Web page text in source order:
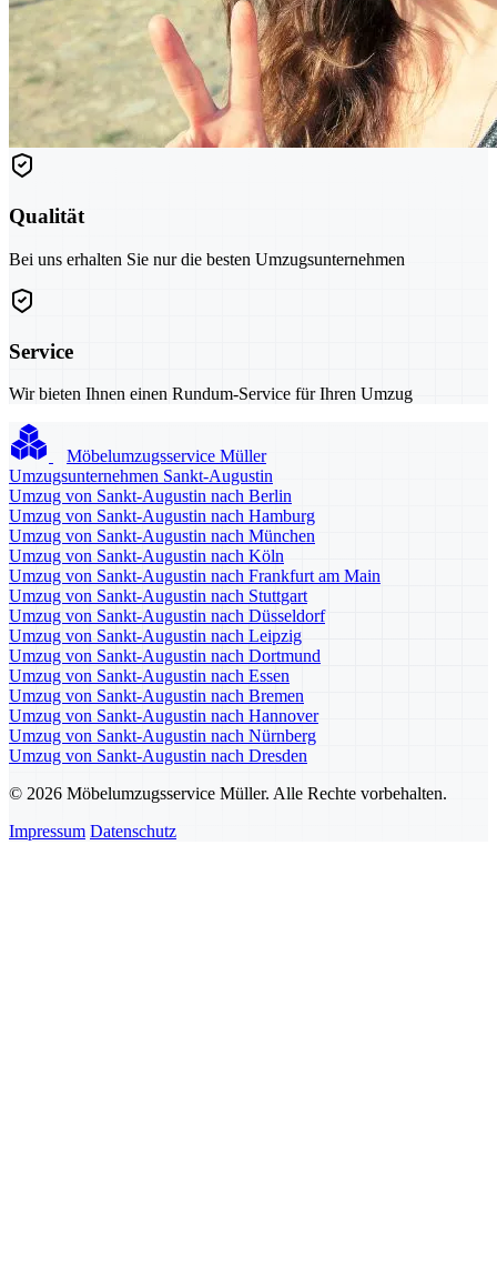
Qualität
Bei uns erhalten Sie nur die besten Umzugsunternehmen
Service
Wir bieten Ihnen einen Rundum-Service für Ihren Umzug
Möbelumzugsservice Müller
Umzugsunternehmen Sankt-Augustin
Umzug von Sankt-Augustin nach Berlin
Umzug von Sankt-Augustin nach Hamburg
Umzug von Sankt-Augustin nach München
Umzug von Sankt-Augustin nach Köln
Umzug von Sankt-Augustin nach Frankfurt am Main
Umzug von Sankt-Augustin nach Stuttgart
Umzug von Sankt-Augustin nach Düsseldorf
Umzug von Sankt-Augustin nach Leipzig
Umzug von Sankt-Augustin nach Dortmund
Umzug von Sankt-Augustin nach Essen
Umzug von Sankt-Augustin nach Bremen
Umzug von Sankt-Augustin nach Hannover
Umzug von Sankt-Augustin nach Nürnberg
Umzug von Sankt-Augustin nach Dresden
© 2026 Möbelumzugsservice Müller. Alle Rechte vorbehalten.
Impressum Datenschutz